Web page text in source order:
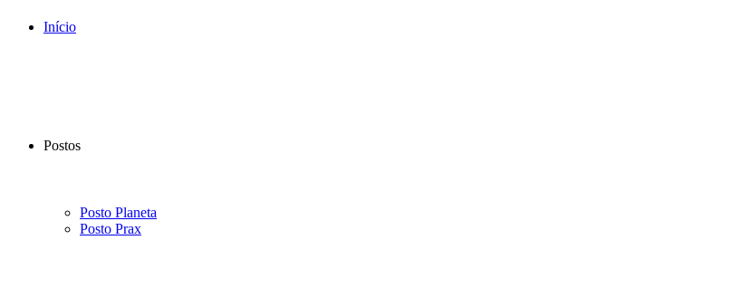
Início
Postos
Posto Planeta
Posto Prax